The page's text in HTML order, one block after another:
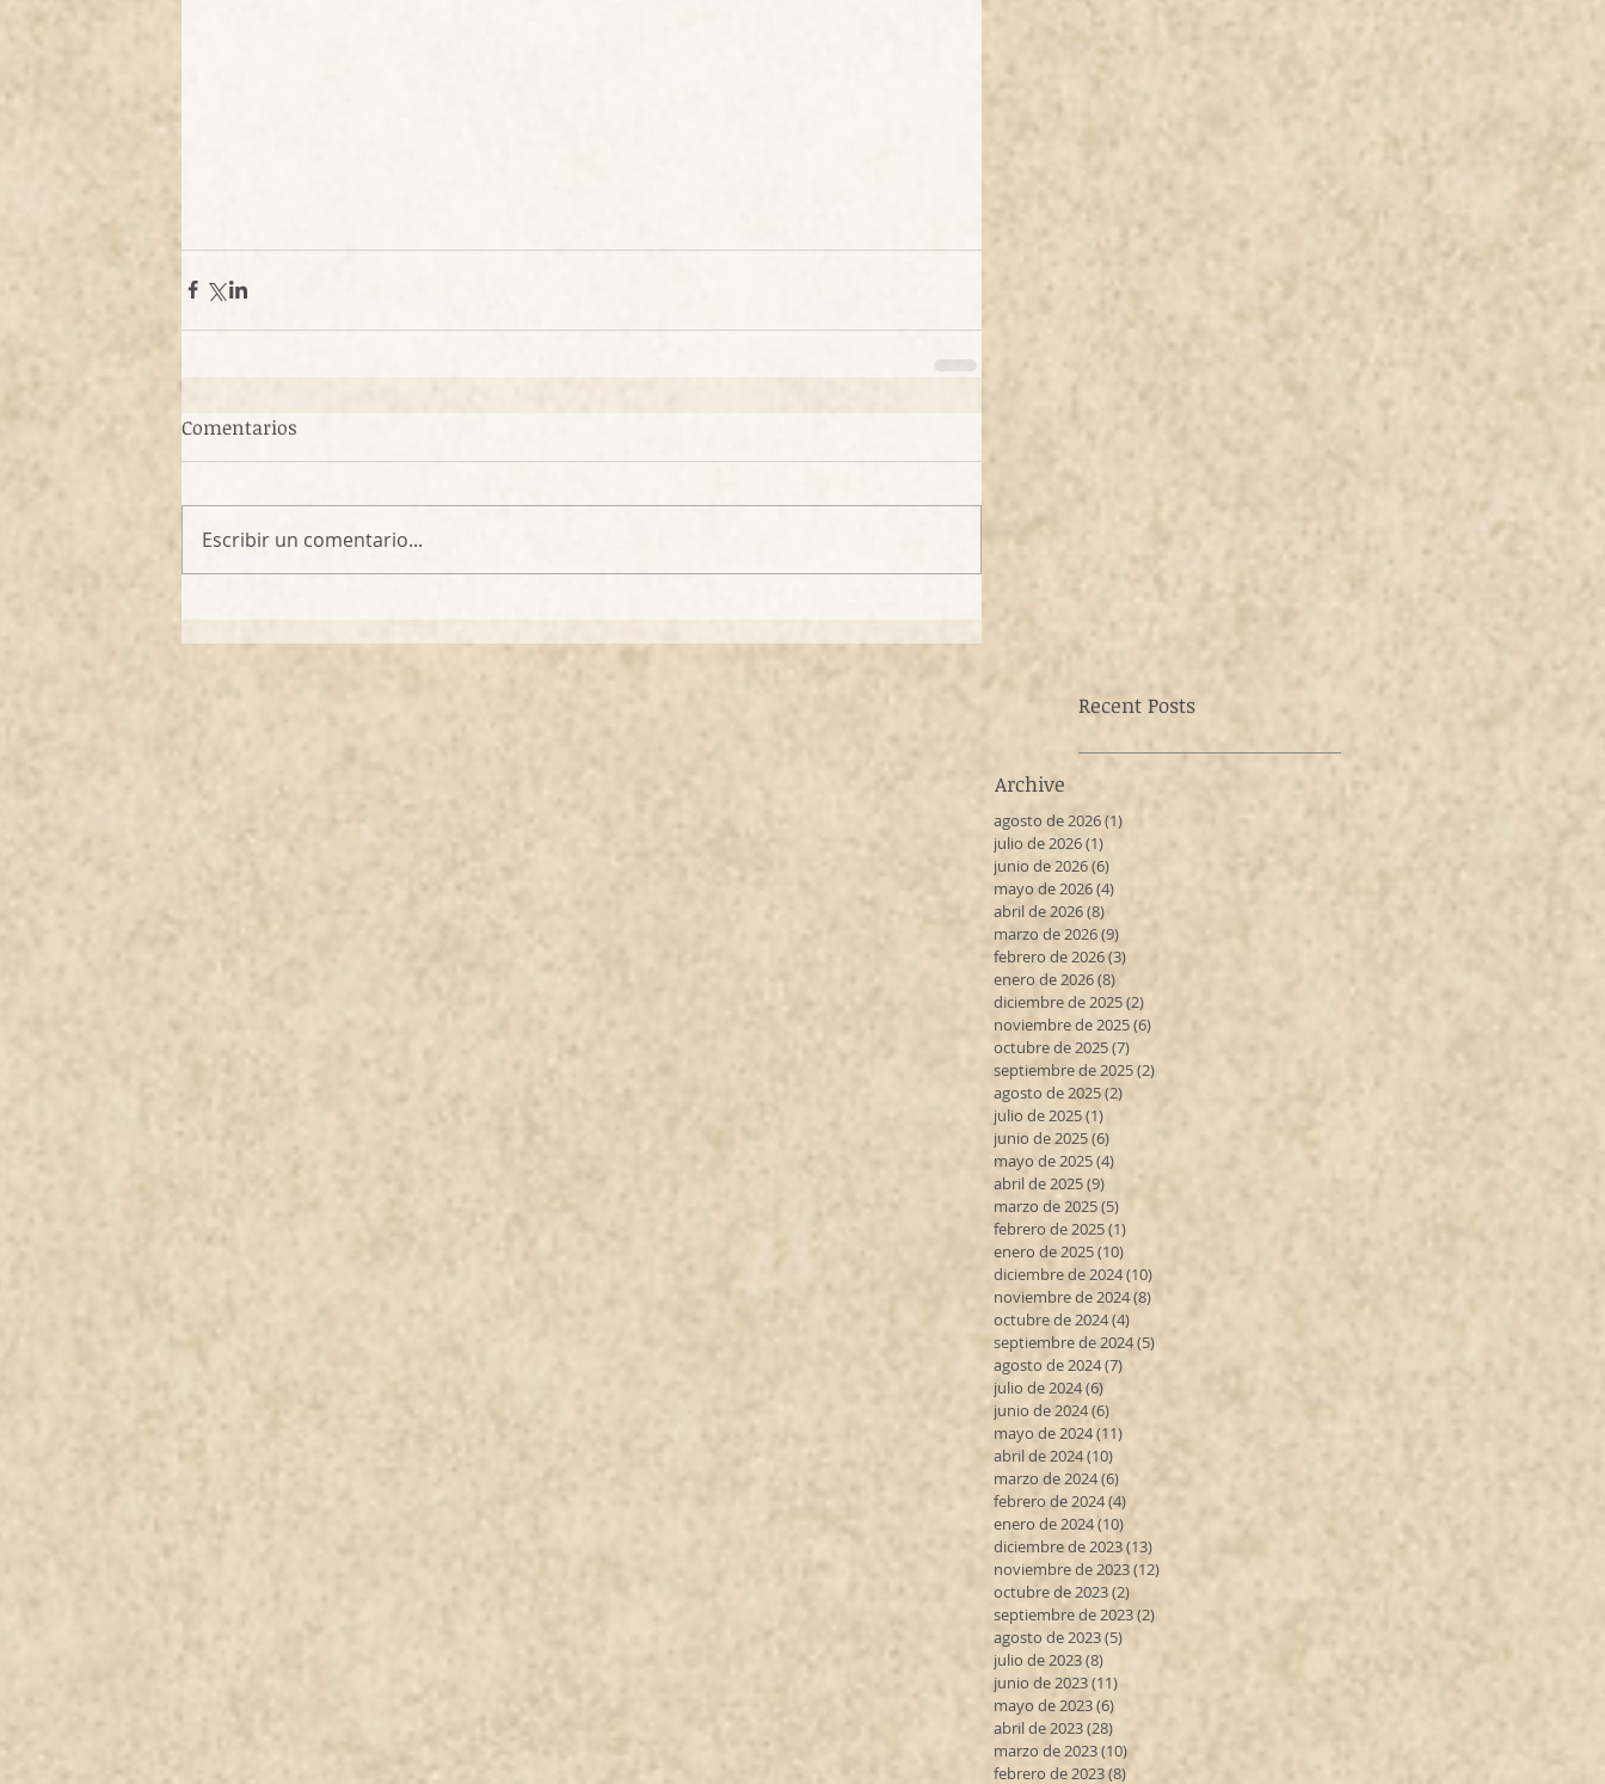
Comentarios
Escribir un comentario...
Recent Posts
Archive
agosto de 2026(1)
julio de 2026(1)
junio de 2026(6)
mayo de 2026(4)
abril de 2026(8)
marzo de 2026(9)
febrero de 2026(3)
enero de 2026(8)
diciembre de 2025(2)
noviembre de 2025(6)
octubre de 2025(7)
septiembre de 2025(2)
agosto de 2025(2)
julio de 2025(1)
junio de 2025(6)
mayo de 2025(4)
abril de 2025(9)
marzo de 2025(5)
febrero de 2025(1)
enero de 2025(10)
diciembre de 2024(10) 10 entradas
noviembre de 2024(8)
octubre de 2024(4)
septiembre de 2024(5)
agosto de 2024(7)
julio de 2024(6)
junio de 2024(6)
mayo de 2024(11)
abril de 2024(10) 10 entradas
marzo de 2024(6)
febrero de 2024(4) 4 entradas
enero de 2024(10)
diciembre de 2023(13)
noviembre de 2023(12)
octubre de 2023(2) 2 entradas
septiembre de 2023(2)
agosto de 2023(5)
julio de 2023(8)
junio de 2023(11)
mayo de 2023(6)
abril de 2023(28)
marzo de 2023(10)
febrero de 2023(8)8 entradas